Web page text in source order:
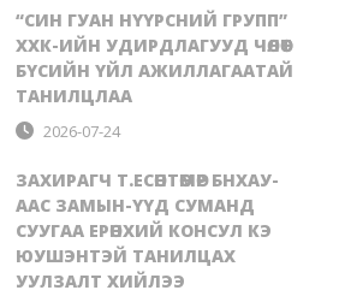
“СИН ГУАН НҮҮРСНИЙ ГРУПП”
ХХК-ИЙН УДИРДЛАГУУД ЧӨЛӨӨТ
БҮСИЙН ҮЙЛ АЖИЛЛАГААТАЙ
ТАНИЛЦЛАА
2026-07-24
ЗАХИРАГЧ Т.ЕСӨНТӨМӨР БНХАУ-
ААС ЗАМЫН-ҮҮД СУМАНД
СУУГАА ЕРӨНХИЙ КОНСУЛ КЭ
ЮУШЭНТЭЙ ТАНИЛЦАХ
УУЛЗАЛТ ХИЙЛЭЭ